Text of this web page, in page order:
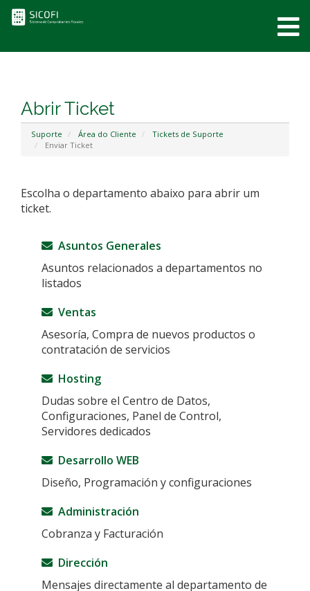
Abrir Ticket
Suporte Área do Cliente
Tickets de Suporte
Enviar Ticket
Escolha o departamento abaixo para abrir um
ticket.
Asuntos Generales
Asuntos relacionados a departamentos no
listados
Ventas
Asesoría, Compra de nuevos productos o
contratación de servicios
Hosting
Dudas sobre el Centro de Datos,
Configuraciones, Panel de Control,
Servidores dedicados
Desarrollo WEB
Diseño, Programación y configuraciones
Administración
Cobranza y Facturación
Dirección
Mensajes directamente al departamento de